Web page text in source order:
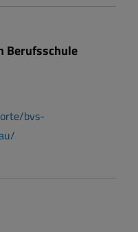
Berufsschule
bvs-